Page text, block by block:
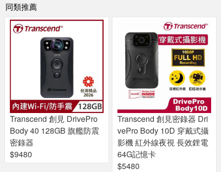
同類推薦
Transcend 創見 DrivePro
Body 40 128GB 旗艦防震
密錄器
$9480
Transcend 創見密錄器 Dri
vePro Body 10D 穿戴式攝
影機 紅外線夜視 長效鋰電
64G記憶卡
$5480